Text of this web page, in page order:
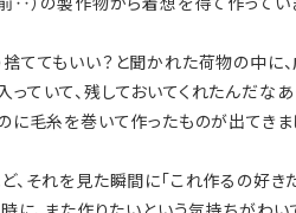
ててもいい？と聞かれた荷物の中に
ていて、残しておいてくれたんだな
に毛糸を巻いて作ったものが出てきま
それを見た瞬間に「これ作るの好きだ